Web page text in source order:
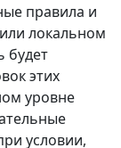
правила и
локальном
будет
этих
уровне
условии,